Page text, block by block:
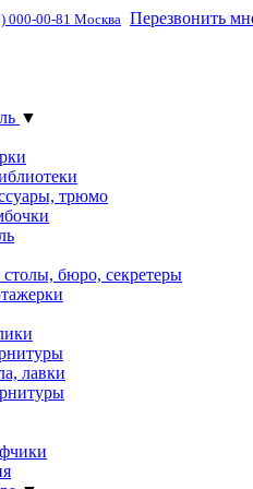
000-00-81 Москва Перезвонить
▼
трюмо
бюро, секретеры
лавки